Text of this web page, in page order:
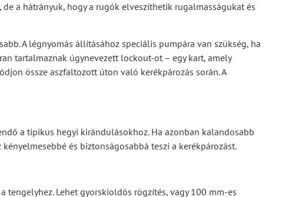
a hátrányuk, hogy a rugók elveszíthetik rugalmasságukat és
A légnyomás állításához speciális pumpára van szükség, ha
tartalmaznak úgynevezett lockout-ot – egy kart, amely
össze aszfaltozott úton való kerékpározás során. A
a tipikus hegyi kirándulásokhoz. Ha azonban kalandosabb
és biztonságosabbá teszi a kerékpározást.
Lehet gyorskioldós rögzítés, vagy 100 mm-es